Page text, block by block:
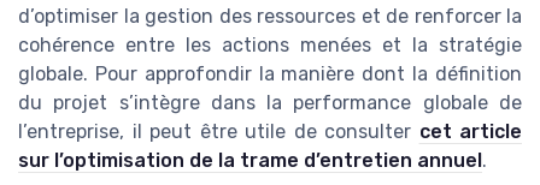
d’optimiser la gestion des ressources et de renforcer la
cohérence entre les actions menées et la stratégie
globale. Pour approfondir la manière dont la définition
du projet s’intègre dans la performance globale de
l’entreprise, il peut être utile de consulter cet article
sur l’optimisation de la trame d’entretien annuel.